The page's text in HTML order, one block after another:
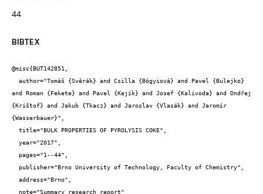
44
BIBTEX
@misc{BUT142851,
and Roman {Fekete} and Pavel {Kejík} and Josef {Kalivoda} and Ondřej
{Krištof} and Jakub {Tkacz} and Jaroslav {Vlasák} and Jaromír
{Wasserbauer}",